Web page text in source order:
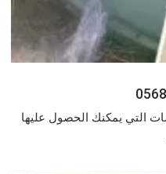
التي يمكنك الحصول عليها